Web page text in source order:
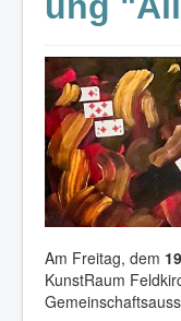
Am Freitag, dem
KunstRaum